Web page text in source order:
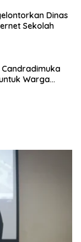
Dinas
Sekolah
Candradimuka
Warga